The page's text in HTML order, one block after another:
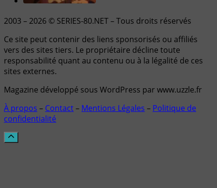
2003 – 2026 © SERIES-80.NET – Tous droits réservés
Ce site peut contenir des liens sponsorisés ou affiliés
vers des sites tiers. Le propriétaire décline toute
responsabilité quant au contenu ou à la légalité de ces
sites externes.
Magazine développé sous WordPress par www.uzzle.fr
À propos – Contact– Mentions Légales – Politique de
confidentialité